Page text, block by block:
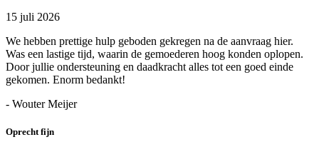
15 juli 2026
We hebben prettige hulp geboden gekregen na de aanvraag hier.
Was een lastige tijd, waarin de gemoederen hoog konden oplopen.
Door jullie ondersteuning en daadkracht alles tot een goed einde
gekomen. Enorm bedankt!
- Wouter Meijer
Oprecht fijn